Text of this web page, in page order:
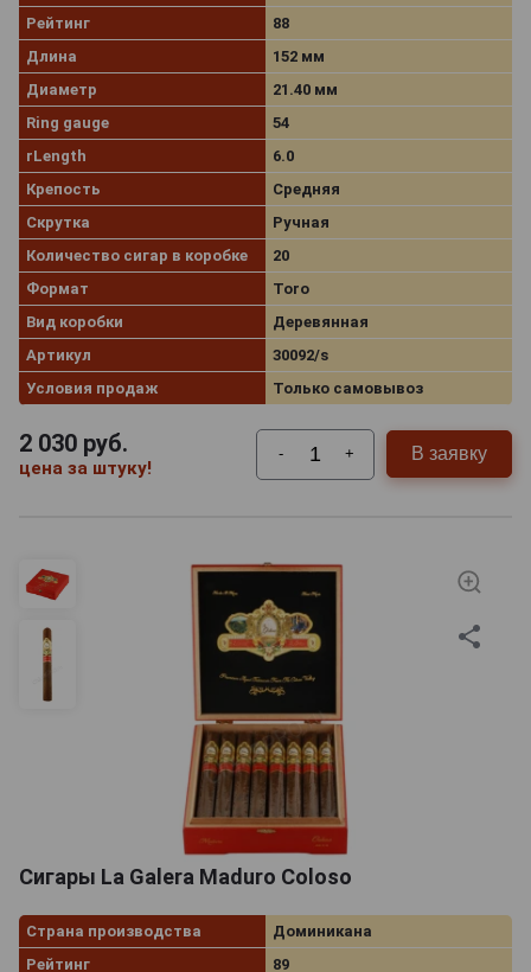
Рейтинг
88
Длина
152 мм
Диаметр
21.40 мм
Ring gauge
54
rLength
6.0
Крепость
Средняя
Скрутка
Ручная
Количество сигар в коробке
20
Формат
Toro
Вид коробки
Деревянная
Артикул
30092/s
Условия продаж
Только самовывоз
2 030 руб.
цена за штуку!
- + В заявку
Сигары La Galera Maduro Coloso
Страна производства
Доминикана
Рейтинг
89